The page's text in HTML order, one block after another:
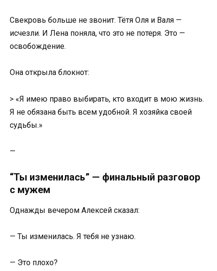
Свекровь больше не звонит. Тётя Оля и Валя —
исчезли. И Лена поняла, что это не потеря. Это —
освобождение.
Она открыла блокнот:
> «Я имею право выбирать, кто входит в мою жизнь.
Я не обязана быть всем удобной. Я хозяйка своей
судьбы.»
—
“Ты изменилась” — финальный разговор
с мужем
Однажды вечером Алексей сказал:
— Ты изменилась. Я тебя не узнаю.
— Это плохо?